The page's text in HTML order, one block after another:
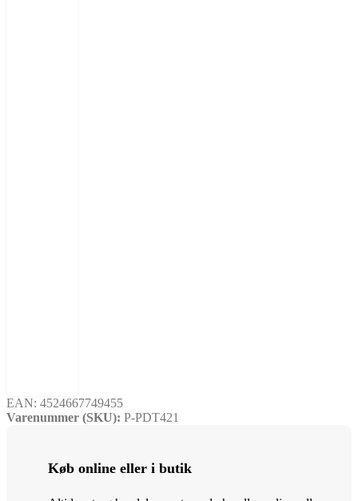
EAN: 4524667749455
Varenummer (SKU): P-PDT421
Køb online eller i butik